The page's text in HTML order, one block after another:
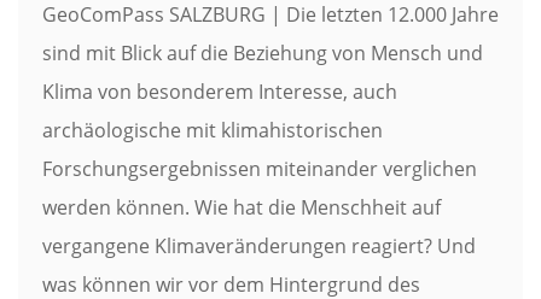
GeoComPass SALZBURG | Die letzten 12.000 Jahre
sind mit Blick auf die Beziehung von Mensch und
Klima von besonderem Interesse, auch
archäologische mit klimahistorischen
Forschungsergebnissen miteinander verglichen
werden können. Wie hat die Menschheit auf
vergangene Klimaveränderungen reagiert? Und
was können wir vor dem Hintergrund des